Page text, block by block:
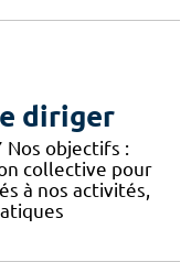
diriger
objectifs :
collective pour
à nos activités,